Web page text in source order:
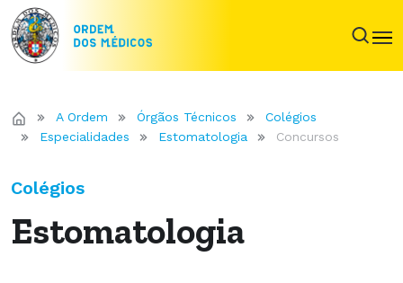
A Ordem Órgãos Técnicos
Colégios
Especialidades
Estomatologia Concursos
Colégios
Estomatologia